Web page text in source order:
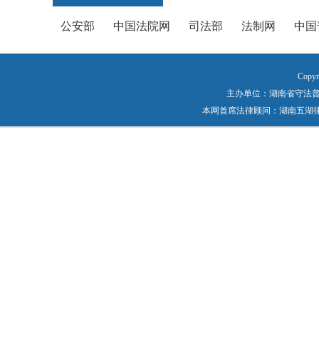
公安部 中国法院网 司法部 法制网 中
主办单位：湖南省守法
本网首席法律顾问：湖南五湖